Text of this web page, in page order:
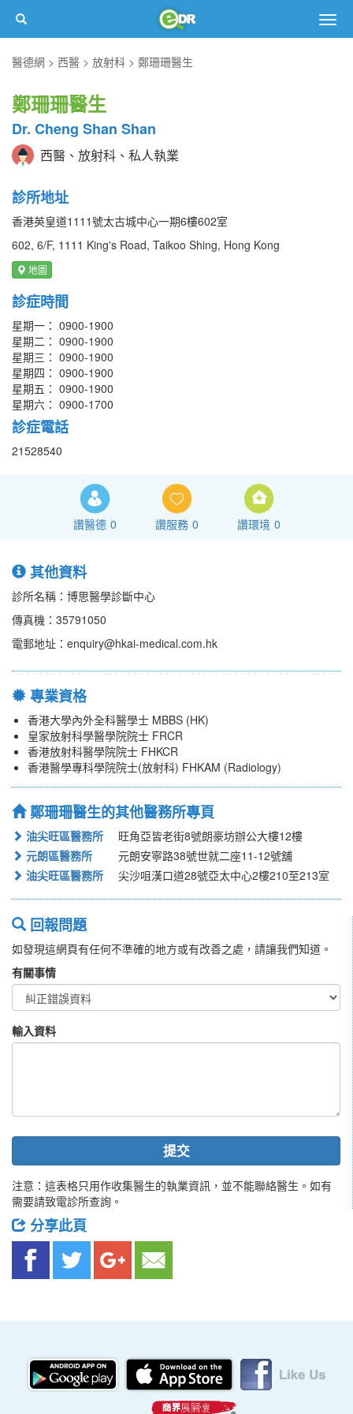
醫德網
西醫 放射科 鄭珊珊醫生
鄭珊珊醫生
Dr. Cheng Shan Shan
西醫、放射科、私人執業
診所地址
香港英皇道1111號太古城中心一期6樓602室
602, 6/F, 1111 King's Road, Taikoo Shing, Hong Kong
地圖
診症時間
星期一： 0900-1900
星期二： 0900-1900
星期三： 0900-1900
星期四： 0900-1900
星期五： 0900-1900
星期六： 0900-1700
診症電話
21528540
讚醫德 0 讚服務 0 讚環境 0
其他資料
診所名稱：博思醫學診斷中心
傳真機：35791050
電郵地址：enquiry@hkai-medical.com.hk
專業資格
香港大學內外全科醫學士 MBBS (HK)
皇家放射科學醫學院院士 FRCR
香港放射科醫學院院士 FHKCR
香港醫學專科學院院士(放射科) FHKAM (Radiology)
鄭珊珊醫生的其他醫務所專頁
油尖旺區醫務所
旺角亞皆老街8號朗豪坊辦公大樓12樓
元朗區醫務所
元朗安寧路38號世就二座11-12號舖
油尖旺區醫務所
尖沙咀漢口道28號亞太中心2樓210至213室
回報問題
如發現這網頁有任何不準確的地方或有改善之處，請讓我們知道。
有關事情
輸入資料
提交
注意：這表格只用作收集醫生的執業資訊，並不能聯絡醫生。如有
需要請致電診所查詢。
分享此頁